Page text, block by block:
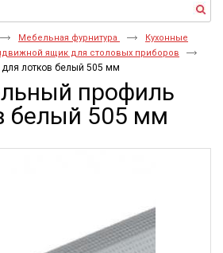
Мебельная фурнитура
Кухонные
ящик для столовых приборов
лотков белый 505 мм
профиль
белый 505 мм